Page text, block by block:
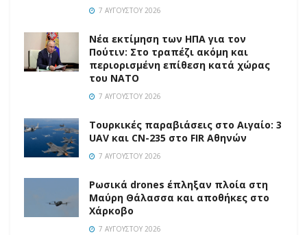
7 ΑΥΓΟΎΣΤΟΥ 2026
Νέα εκτίμηση των ΗΠΑ για τον
Πούτιν: Στο τραπέζι ακόμη και
περιορισμένη επίθεση κατά χώρας
του ΝΑΤΟ
7 ΑΥΓΟΎΣΤΟΥ 2026
Τουρκικές παραβιάσεις στο Αιγαίο: 3
UAV και CN-235 στο FIR Αθηνών
7 ΑΥΓΟΎΣΤΟΥ 2026
Ρωσικά drones έπληξαν πλοία στη
Μαύρη Θάλασσα και αποθήκες στο
Χάρκοβο
7 ΑΥΓΟΎΣΤΟΥ 2026